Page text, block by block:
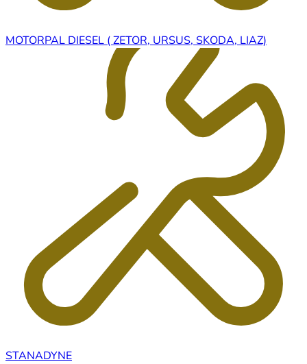
MOTORPAL DIESEL ( ZETOR, URSUS, SKODA, LIAZ)
STANADYNE